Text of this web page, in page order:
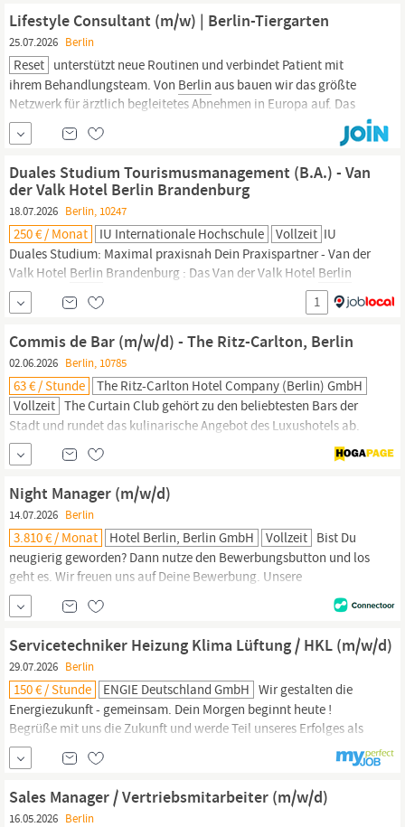
Lifestyle Consultant (m/w) | Berlin-Tiergarten
25.07.2026 Berlin
Reset unterstützt neue Routinen und verbindet Patient mit
ihrem Behandlungsteam. Von Berlin aus bauen wir das größte
Netzwerk für ärztlich begleitetes Abnehmen in Europa auf. Das
Reset-Protokoll und unsere Technologie schaffen dabei einen
gemeinsamen Behandlungsstandard für jeden Standort.
Patienten in unserer Flagship-Praxis inBerlin.
Duales Studium Tourismusmanagement (B.A.) - Van
der Valk Hotel Berlin Brandenburg
18.07.2026 Berlin, 10247
250 € / Monat IU Internationale Hochschule Vollzeit IU
Duales Studium: Maximal praxisnah Dein Praxispartner - Van der
Valk Hotel Berlin Brandenburg : Das Van der Valk Hotel Berlin
Brandenburg ist ein modernes 4-Sterne-Superior-Hotel mit 270
Zimmern und Suiten, einem Restaurant, Veranstaltungsräumen
für bis zu 1.500 Personen sowie einem
Fitnessbereich.
1
Commis de Bar (m/w/d) - The Ritz-Carlton, Berlin
02.06.2026 Berlin, 10785
63 € / Stunde
The Ritz-Carlton Hotel Company (Berlin) GmbH
Vollzeit The Curtain Club gehört zu den beliebtesten Bars der
Stadt und rundet das kulinarische Angebot des Luxushotels ab.
Wer entspannen und abschalten möchte, kann dies in der
elegantenWellness-Einrichtung
oder der exklusiven Club Lounge
auf der 10. Etage tun. Weitere Informationen können Sie unter
www.ritzcarlton.de/berlinfinden, oder...
Night Manager (m/w/d)
14.07.2026 Berlin
3.810 € / Monat Hotel Berlin, Berlin GmbH Vollzeit Bist Du
neugierig geworden? Dann nutze den Bewerbungsbutton und los
geht es. Wir freuen uns auf Deine Bewerbung. Unsere
Datenschutzerklärung gibt es hier: http:/www.hotel-
berlin
.de/de/privacy-policy.html Erlebe uns uns auf unserer
Homepage, bei Facebook oder Instagram ! Über uns Hotel
Berlin,
Berlin- ein echterBerliner,mitten inBerlin!Klassisch &...
Servicetechniker Heizung Klima Lüftung / HKL (m/w/d)
29.07.2026 Berlin
150 € / Stunde ENGIE Deutschland GmbH Wir gestalten die
Energiezukunft - gemeinsam. Dein Morgen beginnt heute !
Begrüße mit uns die Zukunft und werde Teil unseres Erfolges als
Servicetechniker Heizung Klima Lüftung / HKL (m/w/d) Standort:
Berlin
Kennziffer : 59870 Als Servicetechniker Heizung Klima
Lüftung / HKL (m/w/d) bist Du in
für die Wartung und
Instandhaltung...
Sales Manager / Vertriebsmitarbeiter (m/w/d)
16.05.2026 Berlin